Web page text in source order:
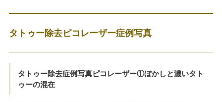
タトゥー除去ピコレーザー症例写真
タトゥー除去症例写真ピコレーザー①ぼかしと濃いタト
ゥーの混在